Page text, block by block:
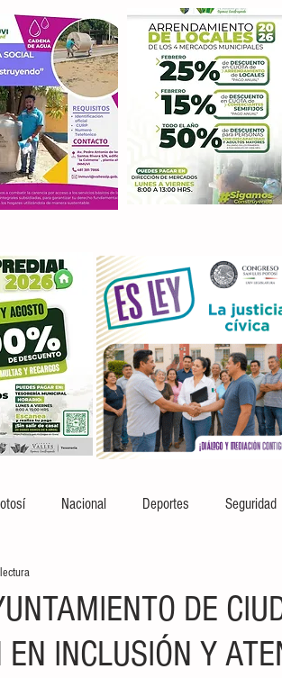
Nacional Deportes Seguridad
DE
EN INCLUSIÓN Y